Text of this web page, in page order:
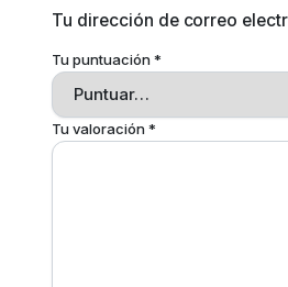
Tu dirección de correo
Tu puntuación*
Tu valoración*